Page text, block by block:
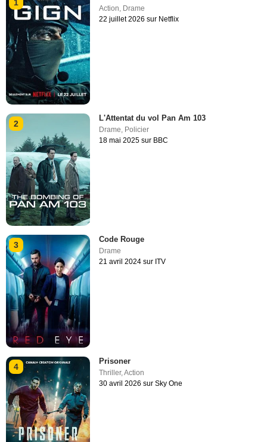
1
Action Drame
22 juillet 2026 sur Netflix
2
L'Attentat du vol Pan Am 103
Drame, Policier
18 mai 2025 sur BBC
3
Code Rouge
Drame
21 avril 2024 sur ITV
4
Prisoner
Thriller,Action
30 avril 2026 sur Sky One